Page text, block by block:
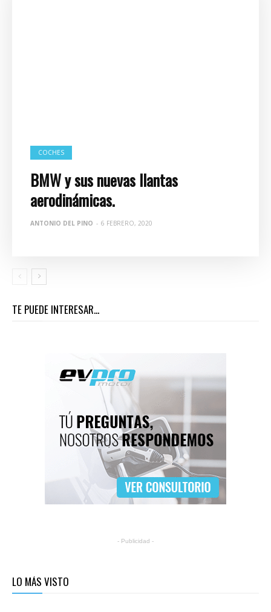
COCHES
BMW y sus nuevas llantas
aerodinámicas.
ANTONIO DEL PINO - 6 FEBRERO, 2020
TE PUEDE INTERESAR...
- Publicidad -
LO MÁS VISTO